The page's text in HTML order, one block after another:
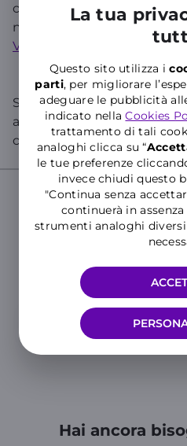
La tua
Questo sito utilizza i
parti, per migliorare
adeguare le pubblicità
indicato nellaCookies
trattamento di tali
analoghi clicca su “
le tue preferenze
invece chiudi questo
"Continua senza
continuerà in
strumenti analoghi
consecutive la SIM si
necessario sostituirla
Vendita
Se cerchi informazioni
accedi all’Area Clientio all’
con WILL!
Cerca nelle
Supporto
Hai ancora